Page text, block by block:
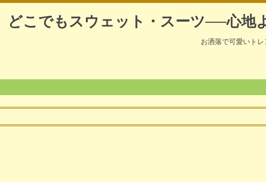
どこでもスウェット・スーツ──心地
お洒落で可愛いトレ